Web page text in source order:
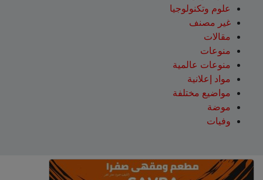
علوم وتكنولوجيا
غير مصنف
مقالات
منوعات
منوعات عالمية
مواد إعلانية
مواضيع مختلفة
موضة
وفيات